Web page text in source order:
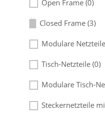
Open Frame (0)
Closed Frame (3)
Modulare
Tisch-Netzteile (0)
Modulare Tisch-
Steckernetzteile